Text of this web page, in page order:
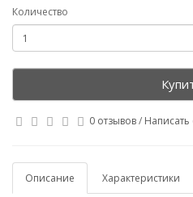
Количество
0 отзывов/ Написать
Описание Характеристики